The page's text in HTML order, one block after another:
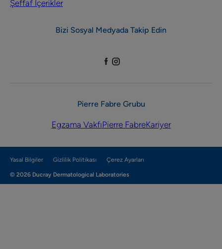
Şeffaf İçerikler
Bizi Sosyal Medyada Takip Edin
Pierre Fabre Grubu
Egzama VakfıPierre FabreKariyer
Yasal Bilgiler Gizlilik Politikası Çerez Ayarları
© 2026 Ducray Dermatological Laboratories